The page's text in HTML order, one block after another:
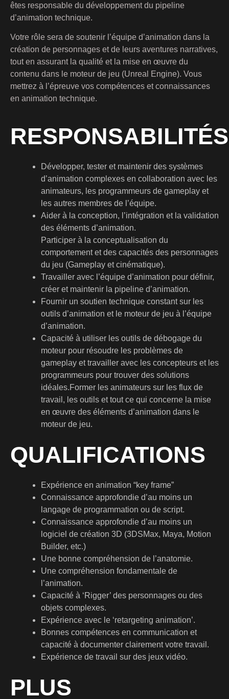
êtes responsable du développement du pipeline
d’animation technique.
Votre rôle sera de soutenir l’équipe d’animation dans la
création de personnages et de leurs aventures narratives,
tout en assurant la qualité et la mise en œuvre du
contenu dans le moteur de jeu (Unreal Engine). Vous
mettrez à l’épreuve vos compétences et connaissances
en animation technique.
RESPONSABILITÉS
Développer, tester et maintenir des systèmes
d’animation complexes en collaboration avec les
animateurs, les programmeurs de gameplay et
les autres membres de l’équipe.
Aider à la conception, l’intégration et la validation
des éléments d’animation.
Participer à la conceptualisation du
comportement et des capacités des personnages
du jeu (Gameplay et cinématique).
Travailler avec l’équipe d’animation pour définir,
créer et maintenir la pipeline d’animation.
Fournir un soutien technique constant sur les
outils d’animation et le moteur de jeu à l’équipe
d’animation.
Capacité à utiliser les outils de débogage du
moteur pour résoudre les problèmes de
gameplay et travailler avec les concepteurs et les
programmeurs pour trouver des solutions
idéales.Former les animateurs sur les flux de
travail, les outils et tout ce qui concerne la mise
en œuvre des éléments d’animation dans le
moteur de jeu.
QUALIFICATIONS
Expérience en animation “key frame”
Connaissance approfondie d’au moins un
langage de programmation ou de script.
Connaissance approfondie d’au moins un
logiciel de création 3D (3DSMax, Maya, Motion
Builder, etc.)
Une bonne compréhension de l’anatomie.
Une compréhension fondamentale de
l’animation.
Capacité à ‘Rigger’ des personnages ou des
objets complexes.
Expérience avec le ‘retargeting animation’.
Bonnes compétences en communication et
capacité à documenter clairement votre travail.
Expérience de travail sur des jeux vidéo.
PLUS